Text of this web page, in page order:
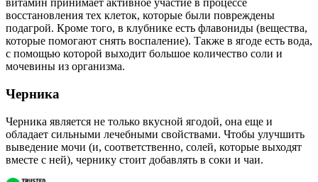
витамин принимает активное участие в процессе
восстановления тех клеток, которые были повреждены
подагрой. Кроме того, в клубнике есть флавониды (вещества,
которые помогают снять воспаление). Также в ягоде есть вода,
с помощью которой выходит большое количество соли и
мочевины из организма.
Черника
Черника является не только вкусной ягодой, она еще и
обладает сильными лечебными свойствами. Чтобы улучшить
выведение мочи (и, соответственно, солей, которые выходят
вместе с ней), чернику стоит добавлять в соки и чаи.